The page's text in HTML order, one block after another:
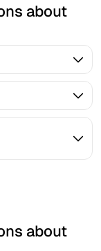
about
about